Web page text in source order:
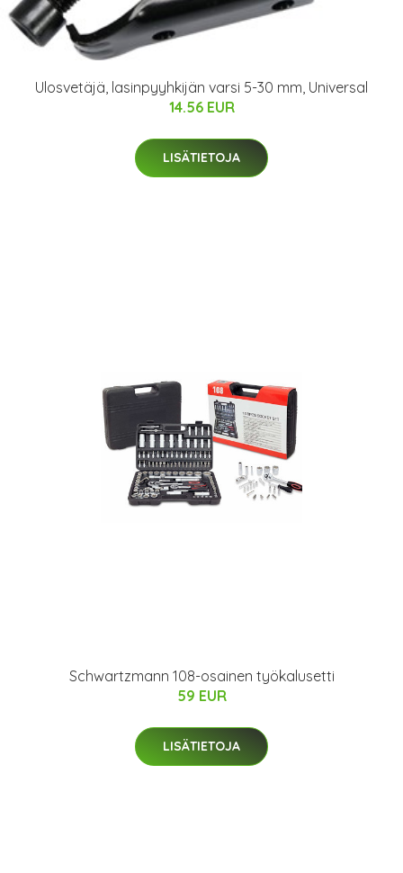
Ulosvetäjä, lasinpyyhkijän varsi 5-30 mm, Universal
14.56 EUR
LISÄTIETOJA
Schwartzmann 108-osainen työkalusetti
59 EUR
LISÄTIETOJA